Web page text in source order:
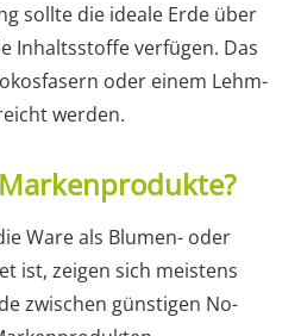
sollte die ideale Erde über
Inhaltsstoffe verfügen. Das
oder einem Lehm-
werden.
Ware als Blumen- oder
ist, zeigen sich meistens
zwischen günstigen No-